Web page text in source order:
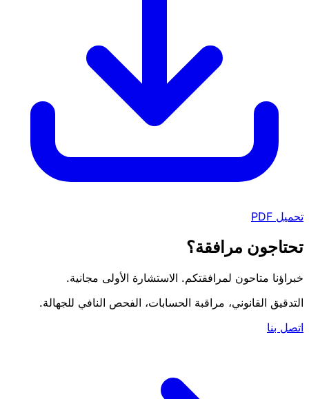
تحميل PDF
تحتاجون مرافقة؟
خبراؤنا متاحون لمرافقتكم. الاستشارة الأولى مجانية.
التدقيق القانوني، مراقبة الحسابات، الفحص النافي للجهالة.
اتصل بنا